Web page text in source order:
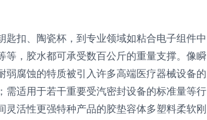
扣、陶瓷杯，到专业领域如粘合电子组件中
，胶水都可承受数百公斤的重量支撑。像瞬
腐蚀的特质被引入许多高端医疗器械设备的
适用于若干重要受汽密封设备的标准量等行
活性更强特种产品的胶垫容体多塑料柔软刚